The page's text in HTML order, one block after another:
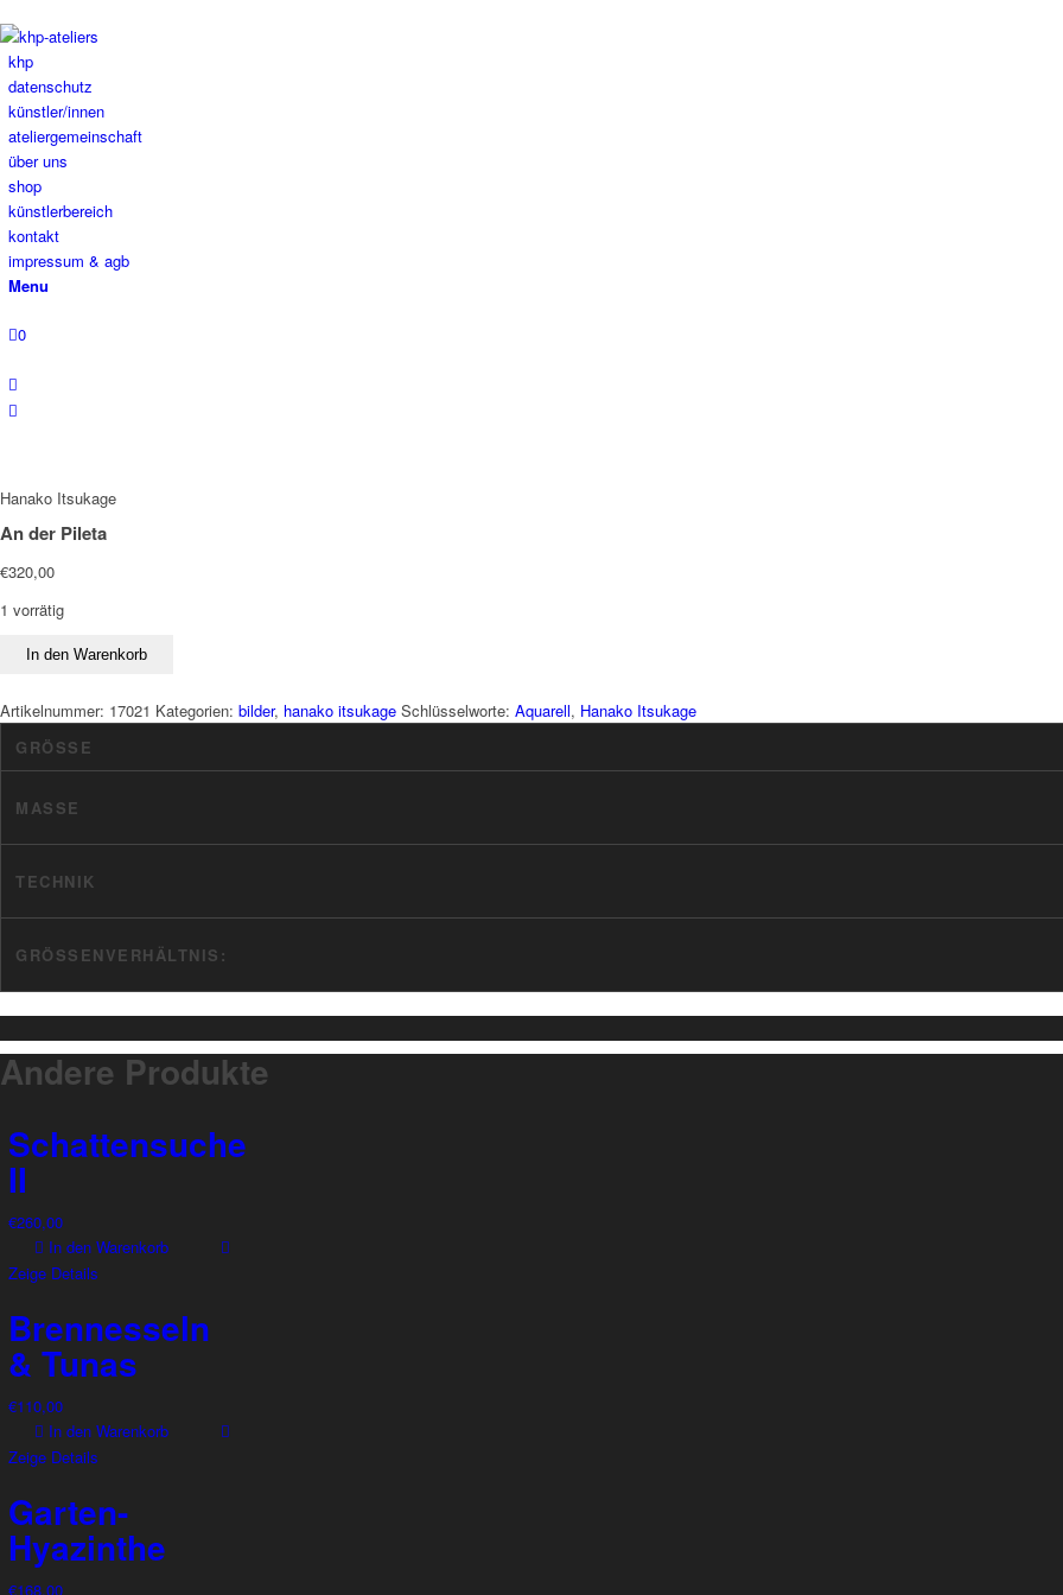
khp
datenschutz
künstler/innen
ateliergemeinschaft
über uns
shop
künstlerbereich
kontakt
impressum & agb
Menu
0
Hanako Itsukage
An der Pileta
€320,00
1 vorrätig
In den Warenkorb
Artikelnummer: 17021 Kategorien: bilder, hanako itsukage Schlüsselworte: Aquarell, Hanako Itsukage
GRÖSSE
MASSE
TECHNIK
GRÖSSENVERHÄLTNIS:
Andere Produkte
Schattensuche
II
€260,00
In den Warenkorb
Zeige Details
Brennesseln
& Tunas
€110,00
In den Warenkorb
Zeige Details
Garten-
Hyazinthe
€168,00